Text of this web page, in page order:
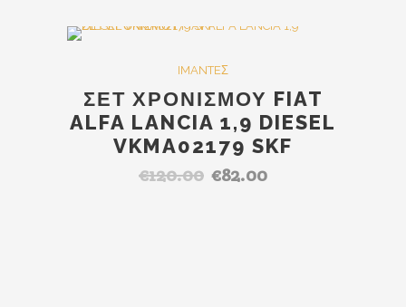
was:
τιμή
IMANTEΣ
ΣΕΤ ΧΡΟΝΙΣΜΟΥ FIAT
ALFA LANCIA 1,9 DIESEL
VKMA02179 SKF
€120.00 Original
€82.00Η